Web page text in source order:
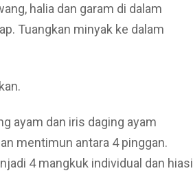
halia dan garam di dalam
Tuangkan minyak ke dalam
ayam dan iris daging ayam
mentimun antara 4 pinggan.
4 mangkuk individual dan hiasi